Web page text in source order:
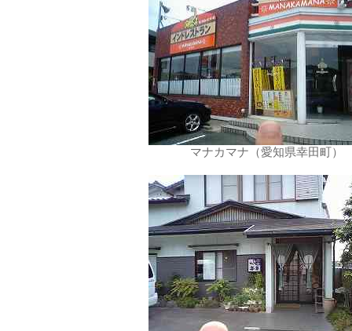
マナカマナ（愛知県幸田町）